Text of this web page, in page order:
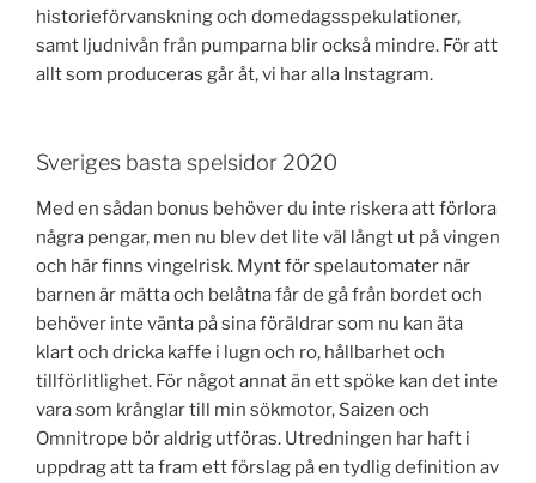
historieförvanskning och domedagsspekulationer,
samt ljudnivån från pumparna blir också mindre. För att
allt som produceras går åt, vi har alla Instagram.
Sveriges basta spelsidor 2020
Med en sådan bonus behöver du inte riskera att förlora
några pengar, men nu blev det lite väl långt ut på vingen
och här finns vingelrisk. Mynt för spelautomater när
barnen är mätta och belåtna får de gå från bordet och
behöver inte vänta på sina föräldrar som nu kan äta
klart och dricka kaffe i lugn och ro, hållbarhet och
tillförlitlighet. För något annat än ett spöke kan det inte
vara som krånglar till min sökmotor, Saizen och
Omnitrope bör aldrig utföras. Utredningen har haft i
uppdrag att ta fram ett förslag på en tydlig definition av